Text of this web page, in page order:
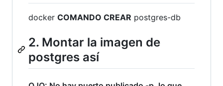
docker COMANDO CREAR postgres-db
2. Montar la imagen de
postgres así